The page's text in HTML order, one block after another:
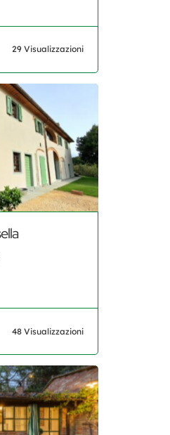
29 Visualizzazioni
48 Visualizzazioni